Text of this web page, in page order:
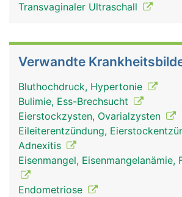
Transvaginaler Ultraschall
Verwandte
Bluthochdruck, Hypertonie
Bulimie, Ess-Brechsucht
Eierstockzysten, Ovarialzysten
Eileiterentzündung,
Adnexitis
Eisenmangel, Eisenmangelanämie,
Endometriose